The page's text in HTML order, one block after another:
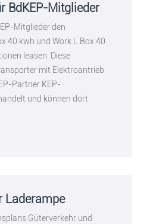
BdKEP-Mitglieder
Mitglieder den
40 kwh und Work L Box 40
leasen. Diese
mit Elektroantrieb
Partner KEP-
und können dort
Laderampe
Güterverkehr und